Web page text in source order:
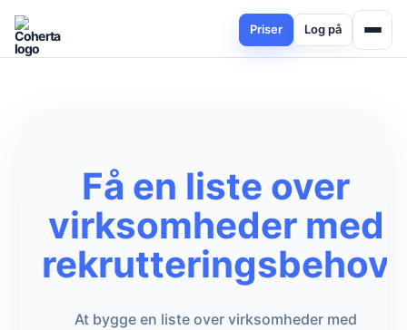
Priser Log på
Få en liste over
virksomheder med
rekrutteringsbehov
At bygge en liste over virksomheder med